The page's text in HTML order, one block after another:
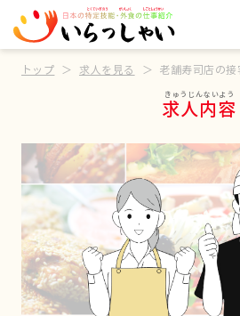
トップ 求人を見る 老舗寿司店の接
求人内容